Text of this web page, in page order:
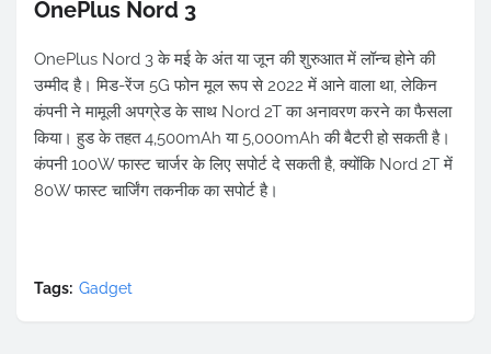
OnePlus Nord 3
OnePlus Nord 3 के मई के अंत या जून की शुरुआत में लॉन्च होने की
उम्मीद है। मिड-रेंज 5G फोन मूल रूप से 2022 में आने वाला था, लेकिन
कंपनी ने मामूली अपग्रेड के साथ Nord 2T का अनावरण करने का फैसला
किया। हुड के तहत 4,500mAh या 5,000mAh की बैटरी हो सकती है।
कंपनी 100W फास्ट चार्जर के लिए सपोर्ट दे सकती है, क्योंकि Nord 2T में
80W फास्ट चार्जिंग तकनीक का सपोर्ट है।
Tags: Gadget